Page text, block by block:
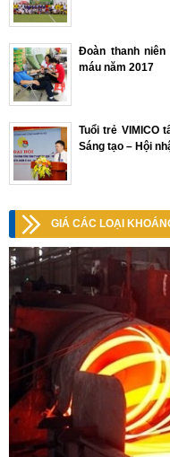
Đoàn thanh
máu năm 2017
Tuổi trẻ VIMICO
Sáng tạo – Hội
GIÁ CÁC LOẠI